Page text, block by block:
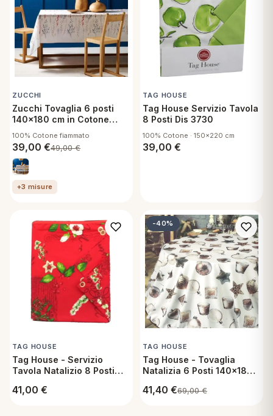
ZUCCHI
Zucchi Tovaglia 6 posti
140x180 cm in Cotone
100% Cotone fiammato
39,00 €49,00€
+3 misure
TAG HOUSE
Tag House Servizio Tavola
8 Posti Dis 3730
100% Cotone · 150x220 cm
39,00 €
TAG HOUSE
Tag House - Servizio
Tavola Natalizio 8 Posti
e Tovaglioli in Cotone -
41,00 €
-40%
TAG HOUSE
Tag House - Tovaglia
Natalizia 6 Posti 140x180
41,40 €69,00€